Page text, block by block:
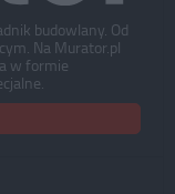
budowlany. Od
Na Murator.pl
w formie